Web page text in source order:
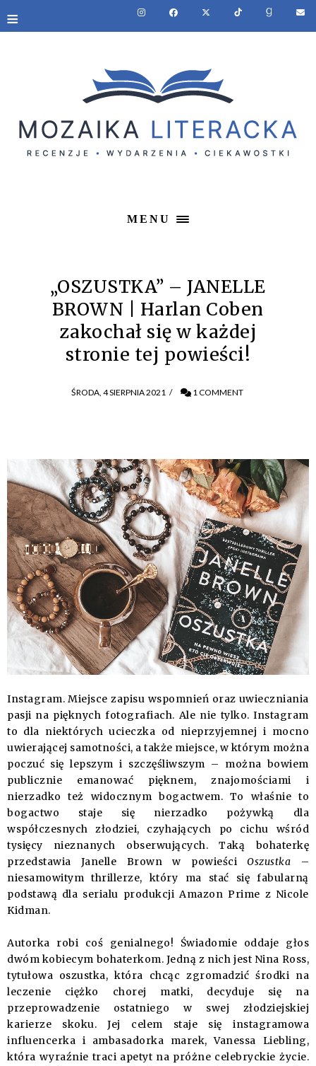
≡
MENU
„OSZUSTKA” – JANELLE
BROWN | Harlan Coben
zakochał się w każdej
stronie tej powieści!
ŚRODA, 4 SIERPNIA 2021 / 1 COMMENT
Instagram. Miejsce zapisu wspomnień oraz uwieczniania
pasji na pięknych fotografiach. Ale nie tylko. Instagram
to dla niektórych ucieczka od nieprzyjemnej i mocno
uwierającej samotności, a także miejsce, w którym można
poczuć się lepszym i szczęśliwszym – można bowiem
publicznie emanować pięknem, znajomościami i
nierzadko też widocznym bogactwem. To właśnie to
bogactwo staje się nierzadko pożywką dla
współczesnych złodziei, czyhających po cichu wśród
tysięcy nieznanych obserwujących. Taką bohaterkę
przedstawia Janelle Brown w powieściOszustka –
niesamowitym thrillerze, który ma stać się fabularną
podstawą dla serialu produkcji Amazon Prime z Nicole
Kidman.
Autorka robi coś genialnego! Świadomie oddaje głos
dwóm kobiecym bohaterkom. Jedną z nich jest Nina Ross,
tytułowa oszustka, która chcąc zgromadzić środki na
leczenie ciężko chorej matki, decyduje się na
przeprowadzenie ostatniego w swej złodziejskiej
karierze skoku. Jej celem staje się instagramowa
influencerka i ambasadorka marek, Vanessa Liebling,
która wyraźnie traci apetyt na próżne celebryckie życie.